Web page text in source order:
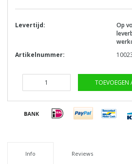
Levertijd:
Op
Artikelnummer:
TOEVOEGEN
Info Reviews